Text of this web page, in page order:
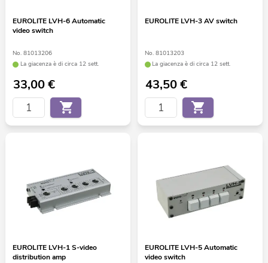
EUROLITE LVH-6 Automatic
video switch
No. 81013206
La giacenza è di circa 12 sett.
33,00€
EUROLITE LVH-3 AV switch
No. 81013203
La giacenza è di circa 12 sett.
43,50€
EUROLITE LVH-1 S-video
distribution amp
EUROLITE LVH-5 Automatic
video switch